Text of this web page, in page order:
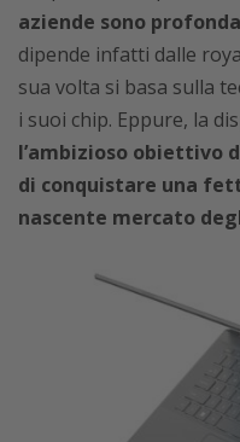
aziende sono
dipende infatti dalle
sua volta si basa sulla
i suoi chip. Eppure, la
l’ambizioso obiettivo
di conquistare una
nascente mercato